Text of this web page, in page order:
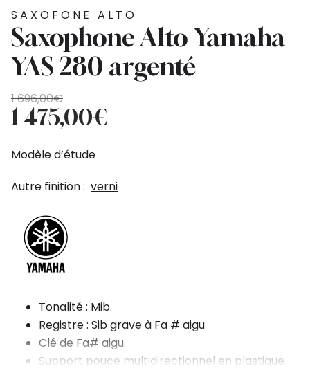
SAXOFONE ALTO
Saxophone Alto Yamaha
YAS 280 argenté
1 696,00€
O
preço
original
era:
696,00€.
1 475,00€
O
preço
atual
é:
475,00€.
Modèle d’étude
Autre finition : verni
Tonalité : Mib.
Registre : Sib grave à Fa # aigu
Clé de Fa# aigu.
Support pouce multidirectionnel en plastique